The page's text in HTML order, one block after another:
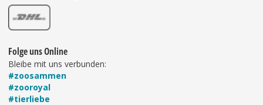
Folge uns Online
Bleibe mit uns verbunden:
#zoosammen
#zooroyal
#tierliebe